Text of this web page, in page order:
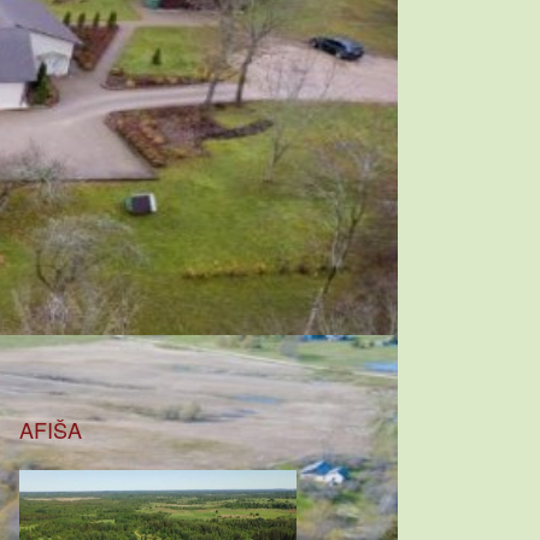
AFIŠA